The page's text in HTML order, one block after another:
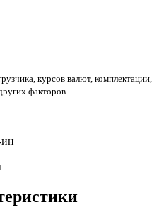
курсов валют, комплектации,
факторов